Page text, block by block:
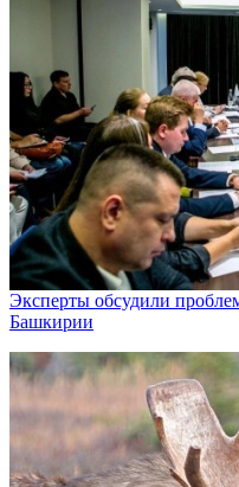
Эксперты обсудили
Башкирии